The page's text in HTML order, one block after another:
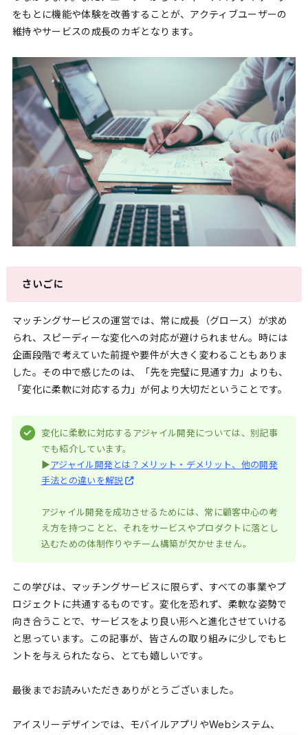
をもとに機能や体験を改善することが、アクティブユーザーの
維持やサービスの成長のカギとなります。
さいごに
マッチングサービスの運営では、常に成長（グロース）が求め
られ、スピーディーな変化への対応が避けられません。時には
企画段階で考えていた前提や要件が大きく変わることもありま
した。その中で感じたのは、「先を完璧に見通す力」よりも、
「変化に柔軟に対応する力」が何より大切だということです。
変化に柔軟に対応するアジャイル開発については、別記事
でも紹介しています。
▶︎アジャイル開発とは？メリット・デメリット、他の開発
手法との違いを解説
アジャイル開発を成功させるためには、常に顧客中心の考
え方を持つことと、それをサービスやプロダクトに落とし
込むための体制作りやチーム構築が欠かせません。
この学びは、マッチングサービスに限らず、すべての事業やプ
ロジェクトに共通するものです。変化を恐れず、柔軟な姿勢で
向き合うことで、サービスをより良い形へと進化させていける
と思っています。この記事が、皆さんの取り組みに少しでもヒ
ントを与えられたなら、とても嬉しいです。
最後までお読みいただきありがとうございました。
アイスリーデザインでは、モバイルアプリやWebシステム、